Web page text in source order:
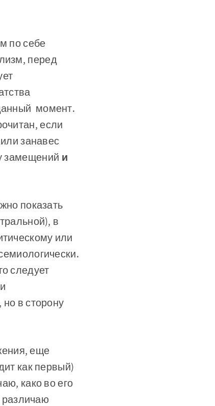
по себе
перед
момент.
если
занавес
замещений и
показать
в
или
следует
в сторону
еще
как первый)
како­ во его
различаю